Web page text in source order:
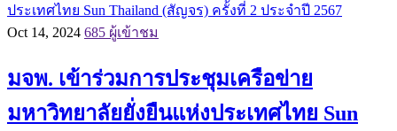
Oct 14, 2024 685 ผู้เข้าชม
มจพ. เข้าร่วมการประชุมเครือข่าย
มหาวิทยาลัยยั่งยืนแห่งประเทศไทย Sun